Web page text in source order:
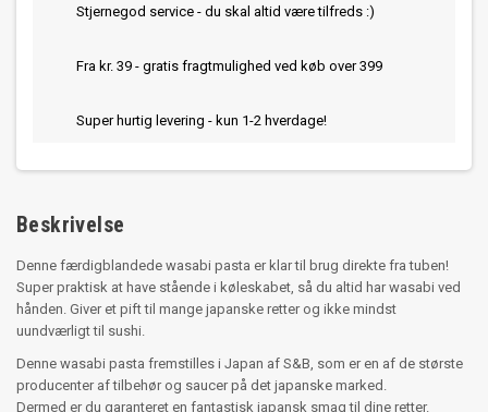
Stjernegod service - du skal altid være tilfreds :)
Fra kr. 39 - gratis fragtmulighed ved køb over 399
Super hurtig levering - kun 1-2 hverdage!
Beskrivelse
Denne færdigblandede wasabi pasta er klar til brug direkte fra tuben!
Super praktisk at have stående i køleskabet, så du altid har wasabi ved
hånden. Giver et pift til mange japanske retter og ikke mindst
uundværligt til sushi.
Denne wasabi pasta fremstilles i Japan af S&B, som er en af de største
producenter af tilbehør og saucer på det japanske marked.
Dermed er du garanteret en fantastisk japansk smag til dine retter.